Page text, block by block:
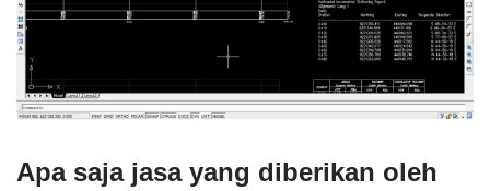
Apa saja jasa yang diberikan oleh